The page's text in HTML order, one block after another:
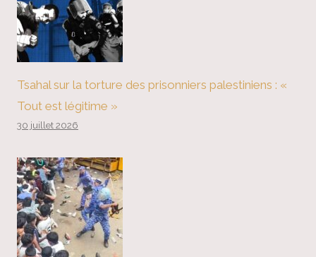
Tsahal sur la torture des prisonniers palestiniens : «
Tout est légitime »
30 juillet 2026